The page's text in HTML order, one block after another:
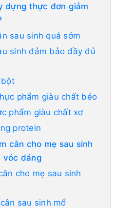
dựng thực đơn giảm
sau sinh quá sớm
sinh đảm bảo đầy đủ
phẩm giàu chất béo
phẩm giàu chất xơ
protein
cân cho mẹ sau sinh
vóc dáng
cho mẹ sau sinh
sau sinh mổ